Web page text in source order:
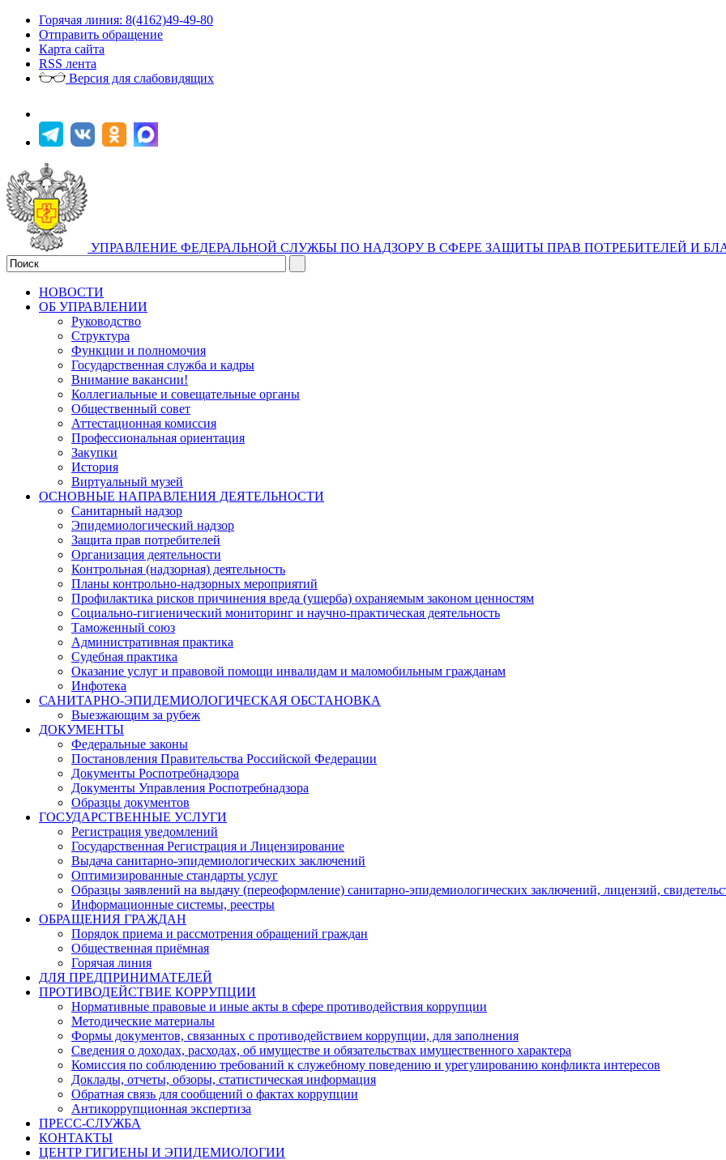
Горячая линия: 8(4162)49-49-80
Отправить обращение
Карта сайта
RSS лента
Версия для слабовидящих
УПРАВЛЕНИЕ ФЕДЕРАЛЬНОЙ СЛУЖБЫ ПО НАДЗОРУ В СФЕРЕ ЗАЩИТЫ ПРАВ ПОТРЕБИТЕЛЕЙ И
НОВОСТИ
ОБ УПРАВЛЕНИИ
Руководство
Структура
Функции и полномочия
Государственная служба и кадры
Внимание вакансии!
Коллегиальные и совещательные органы
Общественный совет
Аттестационная комиссия
Профессиональная ориентация
Закупки
История
Виртуальный музей
ОСНОВНЫЕ НАПРАВЛЕНИЯ ДЕЯТЕЛЬНОСТИ
Санитарный надзор
Эпидемиологический надзор
Защита прав потребителей
Организация деятельности
Контрольная (надзорная) деятельность
Планы контрольно-надзорных мероприятий
Профилактика рисков причинения вреда (ущерба) охраняемым законом ценностям
Социально-гигиенический мониторинг и научно-практическая деятельность
Таможенный союз
Административная практика
Судебная практика
Оказание услуг и правовой помощи инвалидам и маломобильным гражданам
Инфотека
САНИТАРНО-ЭПИДЕМИОЛОГИЧЕСКАЯ ОБСТАНОВКА
Выезжающим за рубеж
ДОКУМЕНТЫ
Федеральные законы
Постановления Правительства Российской Федерации
Документы Роспотребнадзора
Документы Управления Роспотребнадзора
Образцы документов
ГОСУДАРСТВЕННЫЕ УСЛУГИ
Регистрация уведомлений
Государственная Регистрация и Лицензирование
Выдача санитарно-эпидемиологических заключений
Оптимизированные стандарты услуг
Образцы заявлений на выдачу (переоформление) санитарно-эпидемиологических заключений, лицензий,
Информационные системы, реестры
ОБРАЩЕНИЯ ГРАЖДАН
Порядок приема и рассмотрения обращений граждан
Общественная приёмная
Горячая линия
ДЛЯ ПРЕДПРИНИМАТЕЛЕЙ
ПРОТИВОДЕЙСТВИЕ КОРРУПЦИИ
Нормативные правовые и иные акты в сфере противодействия коррупции
Методические материалы
Формы документов, связанных с противодействием коррупции, для заполнения
Сведения о доходах, расходах, об имуществе и обязательствах имущественного характера
Комиссия по соблюдению требований к служебному поведению и урегулированию конфликта интересов
Доклады, отчеты, обзоры, статистическая информация
Обратная связь для сообщений о фактах коррупции
Антикоррупционная экспертиза
ПРЕСС-СЛУЖБА
КОНТАКТЫ
ЦЕНТР ГИГИЕНЫ И ЭПИДЕМИОЛОГИИ